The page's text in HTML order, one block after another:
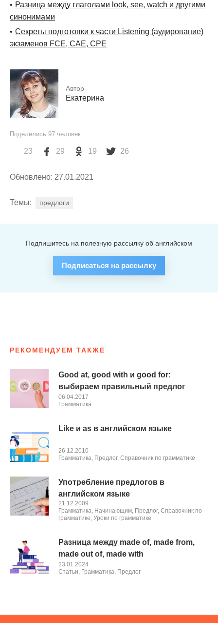
Разница между глаголами look, see, watch и другими
синонимами
Секреты подготовки к части Listening (аудирование)
экзаменов FCE, CAE, CPE
Автор
Екатерина
Поделились 97 человек
23 29 19 26
Обновлено: 27.01.2021
Темы: предлоги
Подпишитесь на полезную рассылку об английском
Подписаться на рассылку
РЕКОМЕНДУЕМ ТАКЖЕ
Good at, good with и good for:
выбираем правильный предлог
06.04.2017
Грамматика
Like и as в английском языке
26.12.2010
Грамматика, Предлог, Справочник по грамматике
Употребление предлогов в
английском языке
21.12.2009
Грамматика, Начинающим, Предлог, Справочник по
грамматике, Уроки по грамматике
Разница между made of, made from,
made out of, made with
23.01.2024
Cтатьи, Грамматика, Предлог